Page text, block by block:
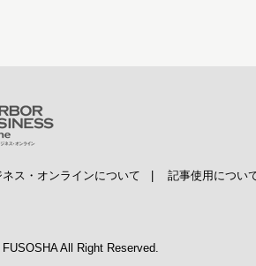
ス・オンラインについて 記事使用につい
All Right Reserved.